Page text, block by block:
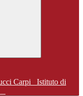
Istituto di